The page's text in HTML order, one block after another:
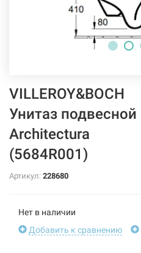
VILLEROY&BOCH
Унитаз подвесной
Architectura
(5684R001)
Артикул: 228680
Нет в наличии
Добавить к сравнению